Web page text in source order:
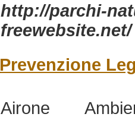
http://parchi-
freewebsite.net/
Prevenzione
Airone